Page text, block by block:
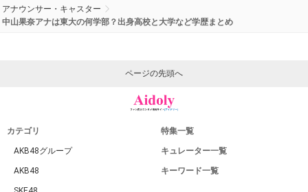
アナウンサー・キャスター
中山果奈アナは東大の何学部？出身高校と大学など学歴まとめ
ページの先頭へ
カテゴリ
AKB48グループ
AKB48
特集一覧
キュレーター一覧
キーワード一覧